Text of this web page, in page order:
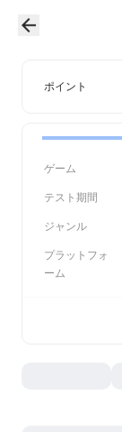
ポイント
ゲーム
テスト期間
ジャンル
プラットフォ
ーム